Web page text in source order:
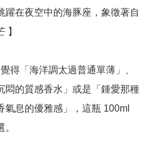
躍在夜空中的海豚座，象徵著自
】
得「海洋調太過普通單薄」、
悶的質感香水」或是「鍾愛那種
息的優雅感」，這瓶 100ml